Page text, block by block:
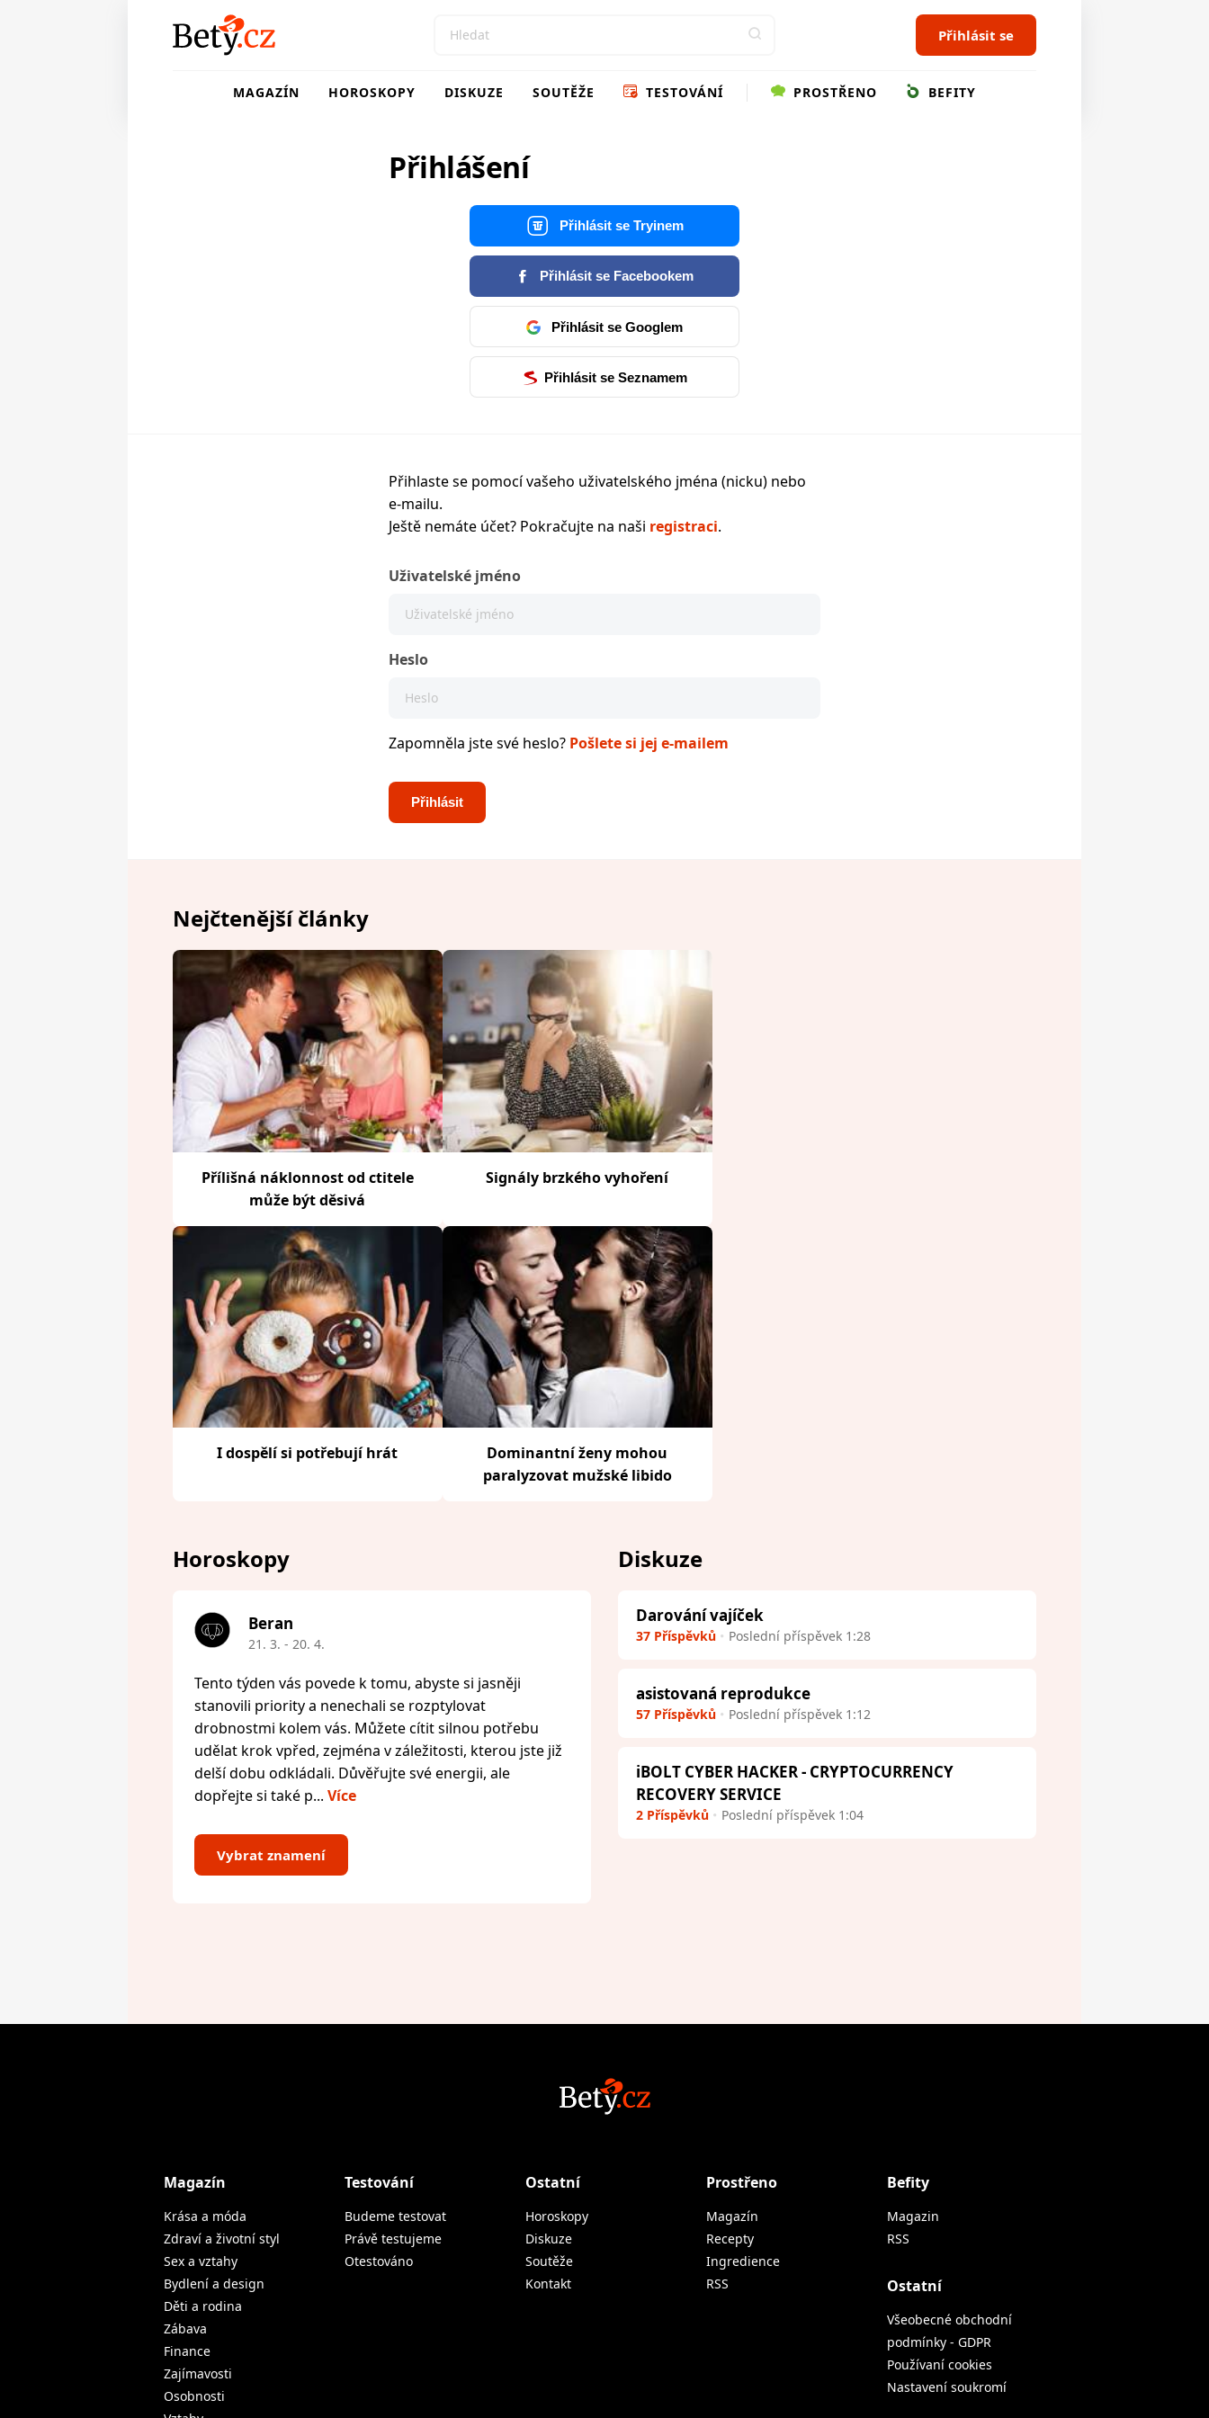
Přihlásit se
MAGAZÍN HOROSKOPY DISKUZE SOUTĚŽE TESTOVÁNÍ PROSTŘENO BEFITY
Přihlášení
Přihlásit se Tryinem
Přihlásit se Facebookem
Přihlásit se Googlem
Přihlásit se Seznamem
Přihlaste se pomocí vašeho uživatelského jména (nicku) nebo
e-mailu.
Ještě nemáte účet? Pokračujte na naši registraci.
Uživatelské jméno
Heslo
Zapomněla jste své heslo? Pošlete si jej e-mailem
Nejčtenější články
Přílišná náklonnost od ctitele
může být děsivá
Signály brzkého vyhoření
I dospělí si potřebují hrát
Dominantní ženy mohou
paralyzovat mužské libido
Horoskopy
Beran
21. 3. - 20. 4.
Tento týden vás povede k tomu, abyste si jasněji
stanovili priority a nenechali se rozptylovat
drobnostmi kolem vás. Můžete cítit silnou potřebu
udělat krok vpřed, zejména v záležitosti, kterou jste již
delší dobu odkládali. Důvěřujte své energii, ale
dopřejte si také p... Více
Vybrat znamení
Diskuze
Darování vajíček
37 Příspěvků Poslední příspěvek 1:28
asistovaná reprodukce
57 Příspěvků Poslední příspěvek 1:12
iBOLT CYBER HACKER - CRYPTOCURRENCY
RECOVERY SERVICE
2 Příspěvků Poslední příspěvek 1:04
Magazín
Krása a móda
Zdraví a životní styl
Sex a vztahy
Bydlení a design
Děti a rodina
Zábava
Finance
Zajímavosti
Osobnosti
Testování
Budeme testovat
Právě testujeme
Otestováno
Ostatní
Horoskopy
Diskuze
Soutěže
Kontakt
Prostřeno
Magazín
Recepty
Ingredience
RSS
Befity
Magazin
RSS
Ostatní
Všeobecné obchodní
podmínky - GDPR
Používaní cookies
Nastavení soukromí